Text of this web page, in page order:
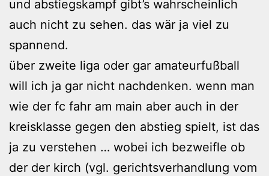
und abstiegskampf gibt’s wahrscheinlich
auch nicht zu sehen. das wär ja viel zu
spannend.
über zweite liga oder gar amateurfußball
will ich ja gar nicht nachdenken. wenn man
wie der fc fahr am main aber auch in der
kreisklasse gegen den abstieg spielt, ist das
ja zu verstehen … wobei ich bezweifle ob
der der kirch (vgl. gerichtsverhandlung vom